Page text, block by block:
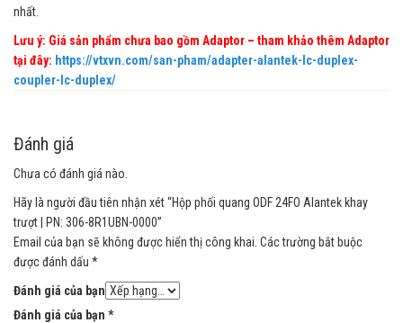
nhất.
Lưu ý: Giá sản phẩm chưa bao gồm Adaptor – tham khảo thêm Adaptor
tại đây: https://vtxvn.com/san-pham/adapter-alantek-lc-duplex-
coupler-lc-duplex/
Đánh giá
Chưa có đánh giá nào.
Hãy là người đầu tiên nhận xét “Hộp phối quang ODF 24FO Alantek khay
trượt | PN: 306-8R1UBN-0000”
Email của bạn sẽ không được hiển thị công khai. Các trường bắt buộc
được đánh dấu *
Đánh giá của bạn
Đánh giá của bạn *